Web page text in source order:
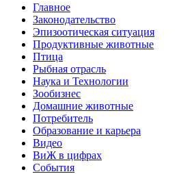
Главное
Законодательство
Эпизоотическая ситуация
Продуктивные животные
Птица
Рыбная отрасль
Наука и Технологии
Зообизнес
Домашние животные
Потребитель
Образование и карьера
Видео
ВиЖ в цифрах
События